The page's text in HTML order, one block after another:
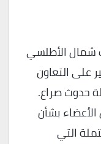
شمال الأطلسي
على التعاون
حدوث صراع.
بشأن
التي